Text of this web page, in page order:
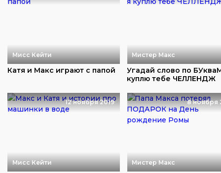
Мисс Кейти
Катя и Макс играют с папой
Мистер Макс
Угадай слово по
куплю тебе ЧЕЛЛЕНДЖ
12 ноября 2019
Мисс Кейти
8 ноября
Мистер Макс